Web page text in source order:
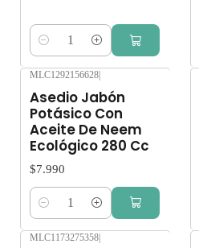
Cantidad
MLC1292156628
Asedio Jabón
Potásico Con
Aceite De Neem
Ecológico 280 Cc
$7.990
Cantidad
MLC1173275358|